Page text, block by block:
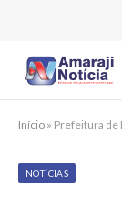
Início » Prefeitura de
NOTÍCIAS